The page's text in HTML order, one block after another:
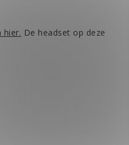
hier. De headset op deze